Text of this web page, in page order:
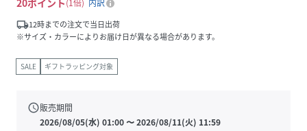
1倍
内訳
local_shipping12時までの注文で当日出荷
※サイズ・カラーによりお届け日が異なる場合があります。
SALE ギフトラッピング対象
schedule販売期間
2026/08/05(水) 01:00〜2026/08/11(火) 11:59